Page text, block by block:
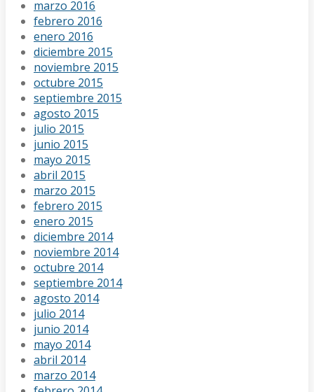
marzo 2016
febrero 2016
enero 2016
diciembre 2015
noviembre 2015
octubre 2015
septiembre 2015
agosto 2015
julio 2015
junio 2015
mayo 2015
abril 2015
marzo 2015
febrero 2015
enero 2015
diciembre 2014
noviembre 2014
octubre 2014
septiembre 2014
agosto 2014
julio 2014
junio 2014
mayo 2014
abril 2014
marzo 2014